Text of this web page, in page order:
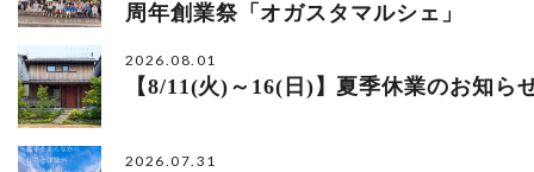
周年創業祭「オガスタマルシェ」
2026.08.01
【8/11(火)～16(日)】夏季休業のお知ら
2026.07.31